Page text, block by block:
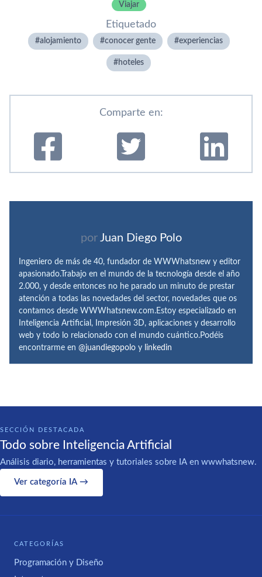
Viajar
Etiquetado
alojamiento conocer gente experiencias
hoteles
Comparte en:
por Juan Diego Polo
Ingeniero de más de 40, fundador de WWWhatsnew y editor
apasionado.Trabajo en el mundo de la tecnología desde el año
2.000, y desde entonces no he parado un minuto de prestar
atención a todas las novedades del sector, novedades que os
contamos desde WWWhatsnew.com.Estoy especializado en
Inteligencia Artificial, Impresión 3D, aplicaciones y desarrollo
web y todo lo relacionado con el mundo cuántico.Podéis
encontrarme en @juandiegopolo y linkedin
SECCIÓN DESTACADA
Todo sobre Inteligencia Artificial
Análisis diario, herramientas y tutoriales sobre IA en wwwhatsnew.
Ver categoría IA →
CATEGORÍAS
Programación y Diseño